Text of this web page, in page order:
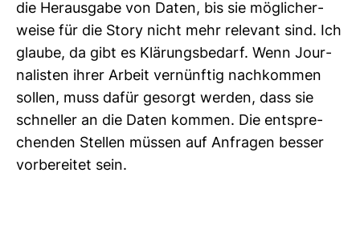
die Her­aus­gabe von Daten, bis sie mög­li­cher­
weise für die Story nicht mehr rele­vant sind. Ich
glaube, da gibt es Klä­rungs­be­darf. Wenn Jour­
na­listen ihrer Arbeit ver­nünftig nach­kommen
sollen, muss dafür gesorgt werden, dass sie
schneller an die Daten kommen. Die ent­spre­
chenden Stellen müssen auf Anfragen besser
vor­be­reitet sein.